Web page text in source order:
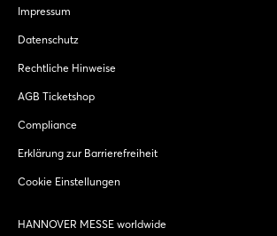
Impressum
Datenschutz
Rechtliche Hinweise
AGB Ticketshop
Compliance
Erklärung zur Barrierefreiheit
Cookie Einstellungen
HANNOVER MESSE worldwide